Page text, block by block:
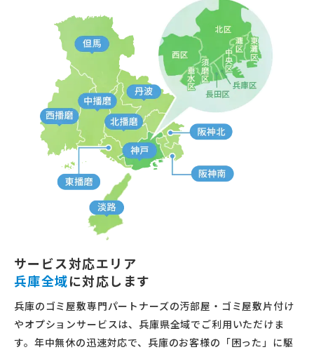
サービス対応エリア
兵庫全域に対応します
兵庫のゴミ屋敷専門パートナーズの汚部屋・ゴミ屋敷片付け
やオプションサービスは、兵庫県全域でご利用いただけま
す。年中無休の迅速対応で、兵庫のお客様の「困った」に駆